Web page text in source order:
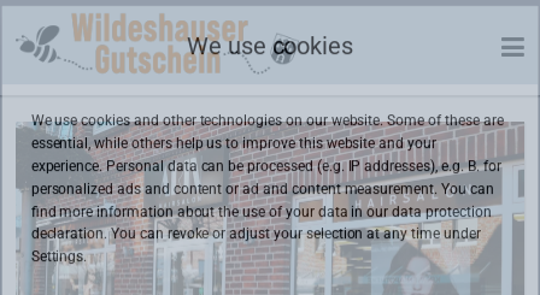
We use cookies
We use cookies and other technologies on our website. Some of these are
essential, while others help us to improve this website and your
experience. Personal data can be processed (e.g. IP addresses), e.g. B. for
personalized ads and content or ad and content measurement. You can
find more information about the use of your data in ourdata protection
declaration. You can revoke or adjust your selection at any time under
Settings.